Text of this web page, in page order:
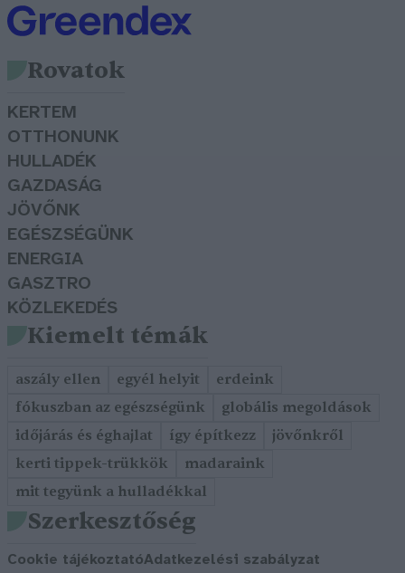
Rovatok
KERTEM
OTTHONUNK
HULLADÉK
GAZDASÁG
JÖVŐNK
EGÉSZSÉGÜNK
ENERGIA
GASZTRO
KÖZLEKEDÉS
Kiemelt témák
aszály ellen egyél helyit
erdeink
fókuszban az egészségünk
globális megoldások
időjárás és éghajlat
így építkezz
jövőnkről
kerti tippek-trükkök
madaraink
mit tegyünk a hulladékkal
Szerkesztőség
Cookie tájékoztatóAdatkezelési szabályzat